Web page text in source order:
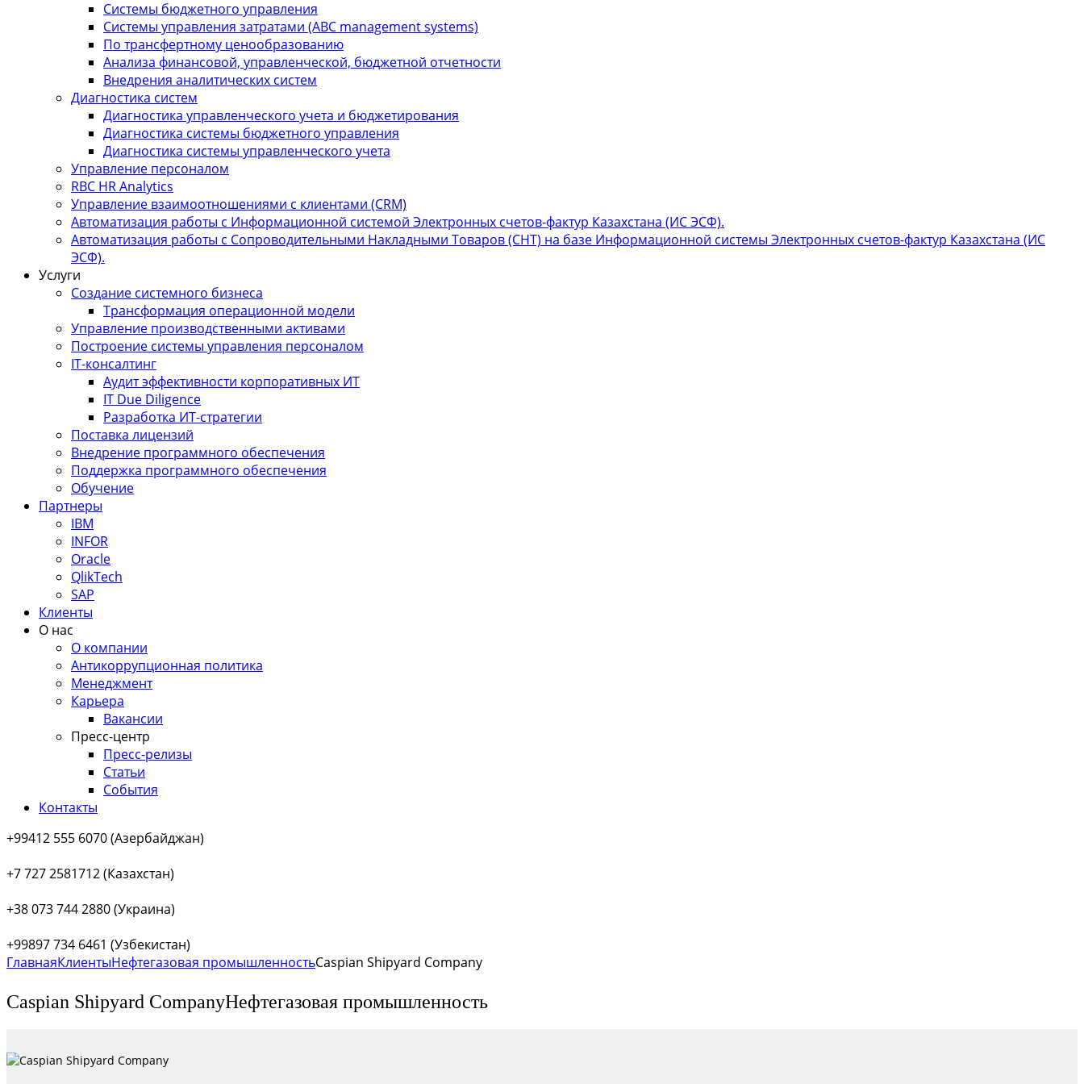
Системы бюджетного управления
Системы управления затратами (АBC management systems)
По трансфертному ценообразованию
Анализа финансовой, управленческой, бюджетной отчетности
Внедрения аналитических систем
Диагностика систем
Диагностика управленческого учета и бюджетирования
Диагностика системы бюджетного управления
Диагностика системы управленческого учета
Управление персоналом
RBC HR Аnalytics
Управление взаимоотношениями с клиентами (СRM)
Автоматизация работы с Информационной системой Электронных счетов-фактур Казахстана (ИС ЭСФ).
Автоматизация работы с Сопроводительными Накладными Товаров (СНТ) на базе Информационной системы Электронных счетов-фактур Казахстана (ИС
ЭСФ).
Услуги
Создание системного бизнеса
Трансформация операционной модели
Управление производственными активами
Построение системы управления персоналом
IT-консалтинг
Аудит эффективности корпоративных ИТ
IT Due Diligence
Разработка ИТ-стратегии
Поставка лицензий
Внедрение программного обеспечения
Поддержка программного обеспечения
Обучение
Партнеры
IBM
INFOR
Oracle
QlikTech
SAP
Клиенты
О нас
О компании
Антикоррупционная политика
Менеджмент
Карьера
Вакансии
Пресс-центр
Пресс-релизы
Статьи
События
Контакты
+99412 555 6070 (Азербайджан)
+7 727 2581712 (Казахстан)
+38 073 744 2880 (Украина)
+99897 734 6461 (Узбекистан)
ГлавнаяКлиентыНефтегазовая промышленностьCaspian Shipyard Company
Caspian Shipyard CompanyНефтегазовая промышленность